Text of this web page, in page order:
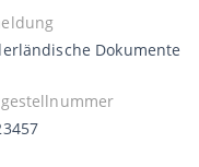
Dokumente